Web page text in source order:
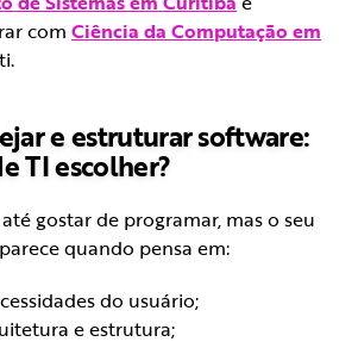
com Ciência da Computação em
e estruturar software:
TI escolher?
gostar de programar, mas o seu
quando pensa em:
do usuário;
e estrutura;